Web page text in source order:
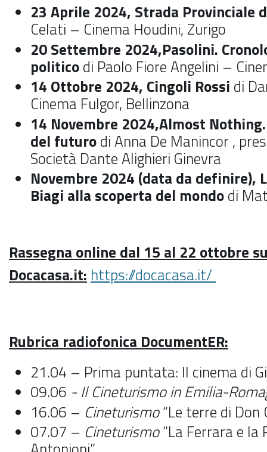
23 Aprile 2024, Strada Provinciale
Celati – Cinema Houdini, Zurigo
20 Settembre 2024,Pasolini.
politicodi Paolo Fiore Angelini –
14 Ottobre 2024, Cingoli Rossi di
Cinema Fulgor, Bellinzona
14 Novembre 2024,Almost
del futurodi Anna De Manincor ,
Società Dante Alighieri Ginevra
Novembre 2024 (data da definire),
Biagi alla scoperta del mondodi
Rassegna online dal 15 al 22 ottobre
Docacasa.it: https://docacasa.it/
Rubrica radiofonica DocumentER:
21.04 – Prima puntata: Il cinema di
09.06 - Il Cineturismo in Emilia-
16.06 – Cineturismo“Le terre di Don
07.07 – Cineturismo“La Ferrara e la